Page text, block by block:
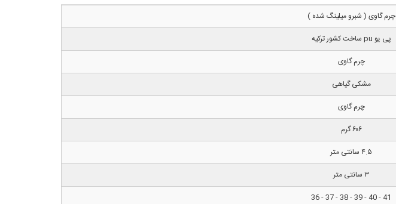
چرم گاوی ( شبرو میلینگ شده )
پی یو pu ساخت کشور ترکیه
چرم گاوی
مشکی گیاهی
چرم گاوی
۶۰۶ گرم
۴.۵ سانتی متر
۳ سانتی متر
41 - 40 - 39 - 38 - 37 - 36